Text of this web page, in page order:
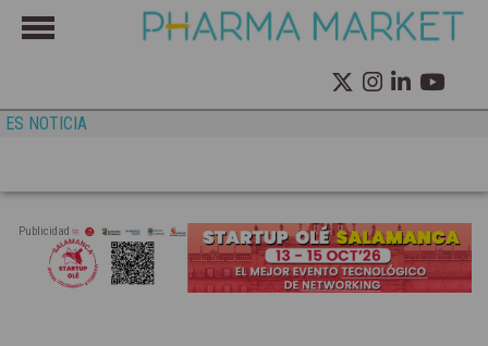
ES NOTICIA
Publicidad